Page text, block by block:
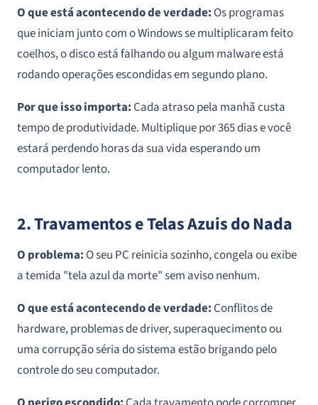
O que está acontecendo de verdade: Os programas
que iniciam junto com o Windows se multiplicaram feito
coelhos, o disco está falhando ou algum malware está
rodando operações escondidas em segundo plano.
Por que isso importa: Cada atraso pela manhã custa
tempo de produtividade. Multiplique por 365 dias e você
estará perdendo horas da sua vida esperando um
computador lento.
2. Travamentos e Telas Azuis do Nada
O problema: O seu PC reinicia sozinho, congela ou exibe
a temida "tela azul da morte" sem aviso nenhum.
O que está acontecendo de verdade: Conflitos de
hardware, problemas de driver, superaquecimento ou
uma corrupção séria do sistema estão brigando pelo
controle do seu computador.